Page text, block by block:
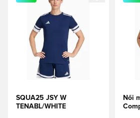
SQUA25 JSY W
TENABL/WHITE
Női